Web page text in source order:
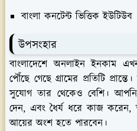
বাংলা কনটেন্ট ভিত্তিক ইউটিউব
উপসংহার
বাংলাদেশে অনলাইন ইনকাম
পৌঁছে গেছে গ্রামের প্রতিটি
সুযোগ তার থেকেও বেশি।
দেন, এবং ধৈর্য ধরে কাজ করেন,
আয়ের অংশ হতে পারবেন।